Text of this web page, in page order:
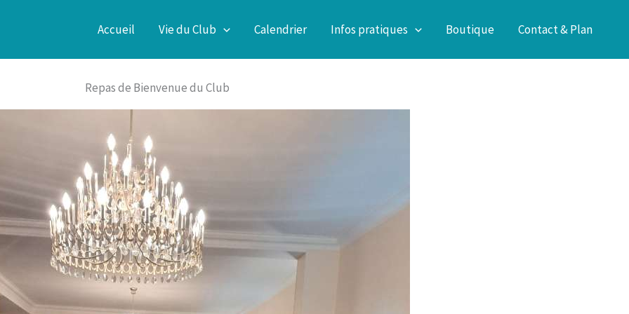
Accueil Vie du Club Calendrier Infos pratiques Boutique Contact & Plan
Repas de Bienvenue du Club